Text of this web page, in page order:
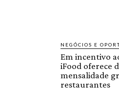
NEGÓCIOS E
Em incentivo
iFood oferece
mensalidade
restaurantes